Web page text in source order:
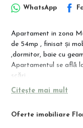
Oferte imobiliare
WhatsApp
Apartament in zona
de 54mp , finisat și
,dormitor, baie cu
Apartamentul se află
scări .
loc de parcare lângă
Citește mai mult